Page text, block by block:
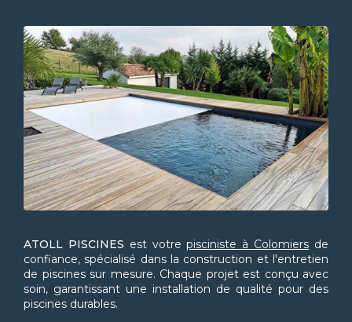
ATOLL PISCINES est votrepisciniste à Colomiers de
confiance, spécialisé dans la construction et l'entretien
de piscines sur mesure. Chaque projet est conçu avec
soin, garantissant une installation de qualité pour des
piscines durables.